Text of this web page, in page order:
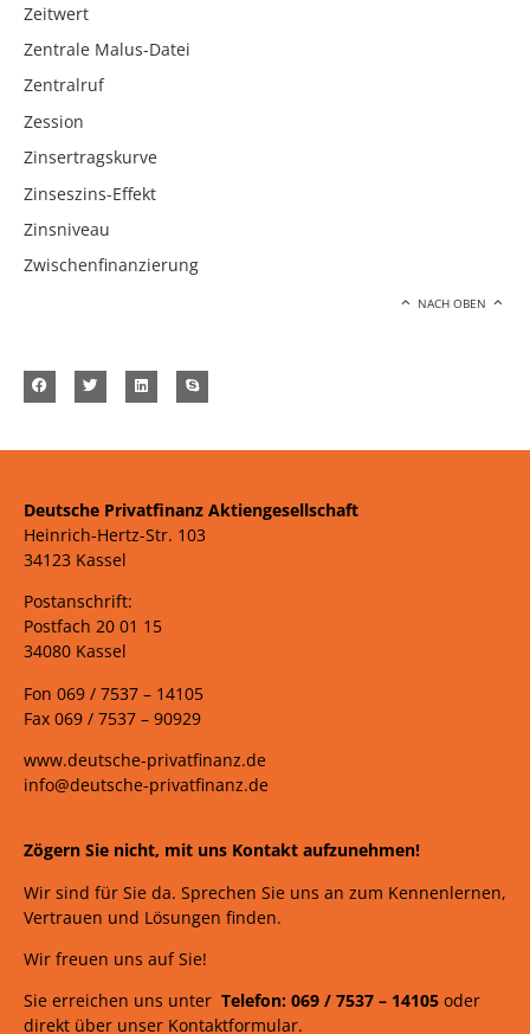
Zeitwert
Zentrale Malus-Datei
Zentralruf
Zession
Zinsertragskurve
Zinseszins-Effekt
Zinsniveau
Zwischenfinanzierung
NACH OBEN
Deutsche Privatfinanz Aktiengesellschaft
Heinrich-Hertz-Str. 103
34123 Kassel
Postanschrift:
Postfach 20 01 15
34080 Kassel
Fon 069 / 7537 – 14105
Fax 069 / 7537 – 90929
www.deutsche-privatfinanz.de
info@deutsche-privatfinanz.de
Zögern Sie nicht, mit uns Kontakt aufzunehmen!
Wir sind für Sie da. Sprechen Sie uns an zum Kennenlernen,
Vertrauen und Lösungen finden.
Wir freuen uns auf Sie!
Sie erreichen uns unter Telefon: 069 / 7537 – 14105 oder
direkt über unser Kontaktformular.